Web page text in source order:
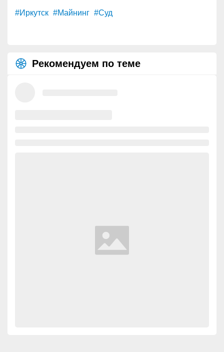
#Иркутск #Майнинг #Суд
Рекомендуем по теме